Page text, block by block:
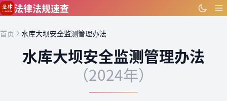
跳到主要内容
法律法规速查
首页 水库大坝安全监测管理办法
水库大坝安全监测管理办法
（2024年）